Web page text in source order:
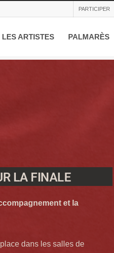
PARTICIPER
LES ARTISTES PALMARÈS
LA FINALE
et la
dans les salles de